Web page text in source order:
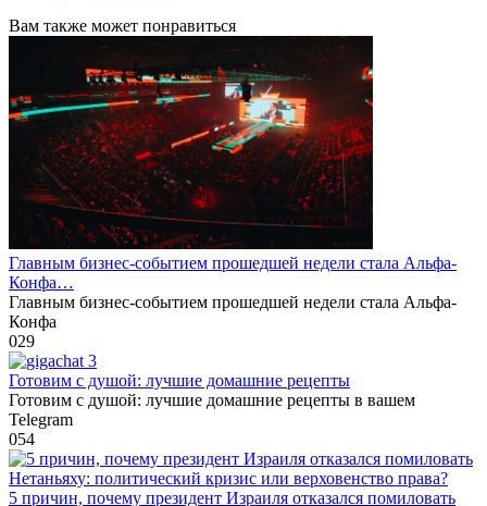
Вам также может понравиться
Главным бизнес-событием прошедшей недели стала Альфа-
Конфа…
Главным бизнес-событием прошедшей недели стала Альфа-
Конфа
029
Готовим с душой: лучшие домашние рецепты
Готовим с душой: лучшие домашние рецепты в вашем
Telegram
054
5 причин, почему президент Израиля отказался помиловать